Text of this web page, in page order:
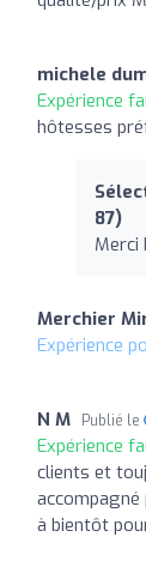
michele
Expérience
hôtesses
87)
Merci
Merchier
Expérience
N M Publié le
Expérience
clients et
à bientôt